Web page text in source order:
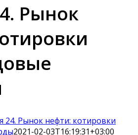
Рынок
24. Рынок нефти: котировки
2021-02-03T16:19:31+03:00